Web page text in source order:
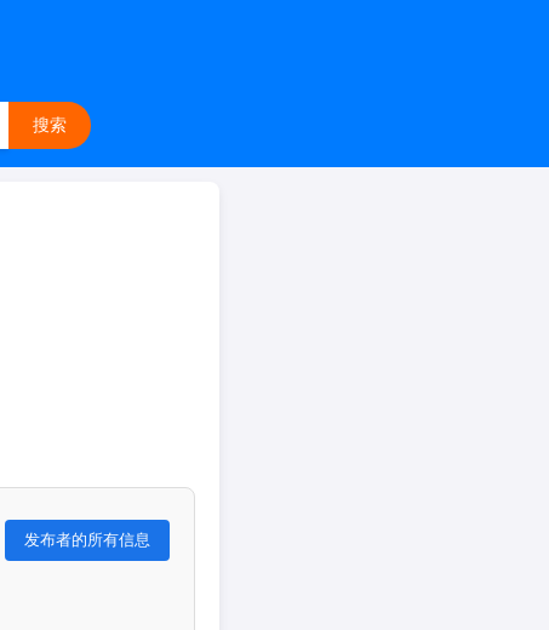
搜索
发布者的所有信息